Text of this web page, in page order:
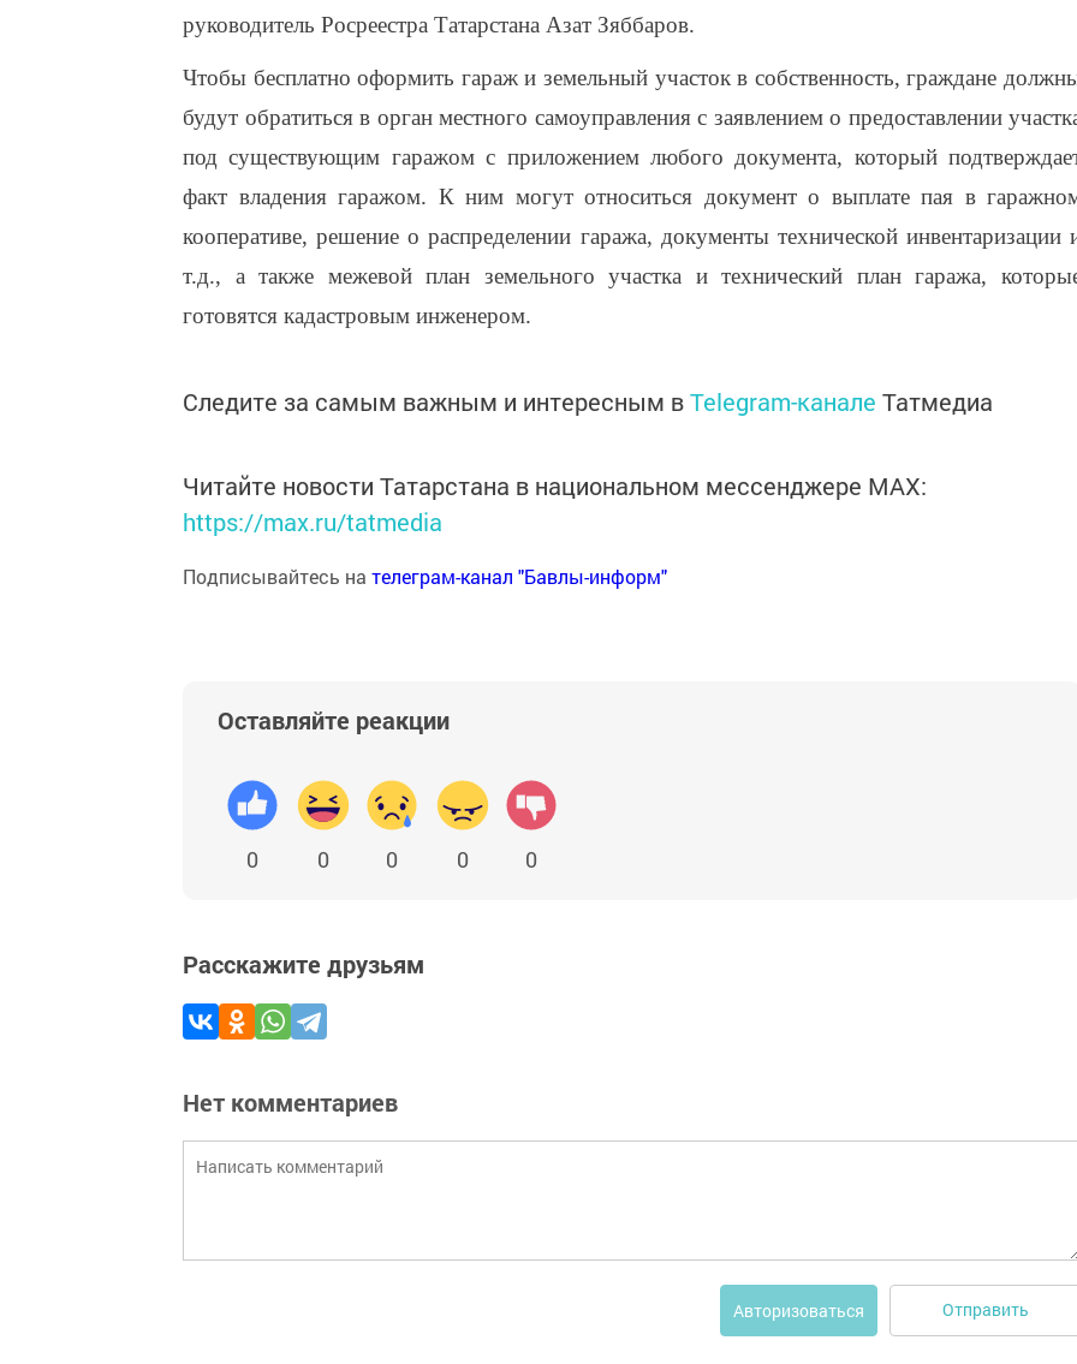
руководитель Росреестра Татарстана Азат Зяббаров.
Чтобы бесплатно оформить гараж и земельный участок в собственность, граждане
будут обратиться в орган местного самоуправления с заявлением о предоставлении
под существующим гаражом с приложением любого документа, который
факт владения гаражом. К ним могут относиться документ о выплате пая в
кооперативе, решение о распределении гаража, документы технической инвентаризации
т.д., а также межевой план земельного участка и технический план гаража,
готовятся кадастровым инженером.
Следите за самым важным и интересным вTelegram-канале Татмедиа
Читайте новости Татарстана в национальном мессенджере MАХ:
https://max.ru/tatmedia
Подписывайтесь на телеграм-канал "Бавлы-информ"
Оставляйте реакции
0 0 0 0 0
Расскажите друзьям
Нет комментариев
Авторизоваться Отправить